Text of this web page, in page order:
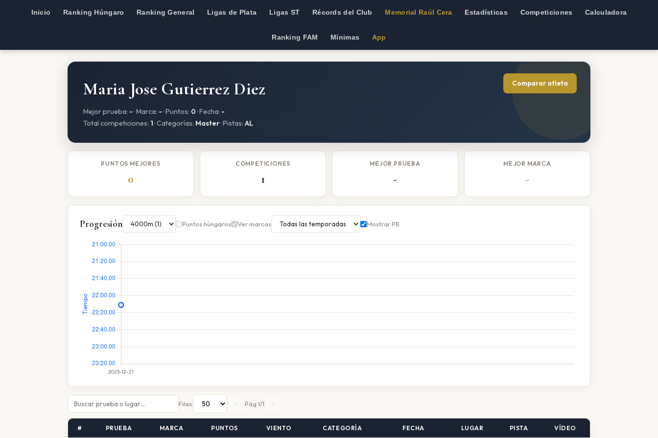
Inicio Ranking Húngaro Ranking General Ligas de Plata Ligas ST Récords del Club Memorial Raúl Cera Estadísticas Competiciones Calculadora
Ranking FAM Mínimas App
Comparar atleta
Maria Jose Gutierrez Diez
Mejor prueba: - · Marca: - · Puntos: 0 · Fecha: -
Total competiciones: 1 · Categorías: Master· Pistas: AL
PUNTOS MEJORES
0
COMPETICIONES
1
MEJOR PRUEBA
-
MEJOR MARCA
-
Progresión Puntos húngaros Ver marcas Mostrar PB
Filas: « Pág 1/1 »
# PRUEBA MARCA PUNTOS VIENTO CATEGORÍA FECHA LUGAR PISTA VÍDEO